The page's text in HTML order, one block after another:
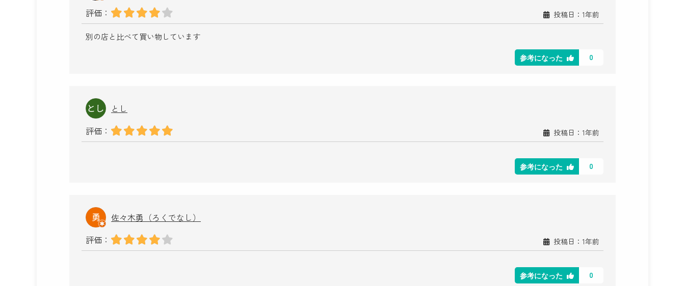
評価：
投稿日：1年前
別の店と比べて買い物しています
参考になった 0
とし
評価：
投稿日：1年前
参考になった 0
佐々木勇（ろくでなし）
評価：
投稿日：1年前
参考になった 0